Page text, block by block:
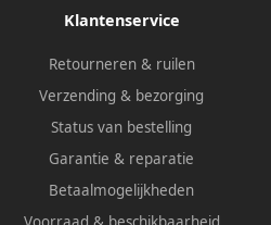
Klantenservice
Retourneren & ruilen
Verzending & bezorging
Status van bestelling
Garantie & reparatie
Betaalmogelijkheden